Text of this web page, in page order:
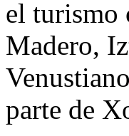
el turismo
Madero,
parte de